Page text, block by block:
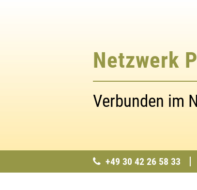
Netzwerk
Verbunden im
+49 30 42 26 58 33